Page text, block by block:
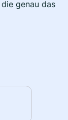
genau das